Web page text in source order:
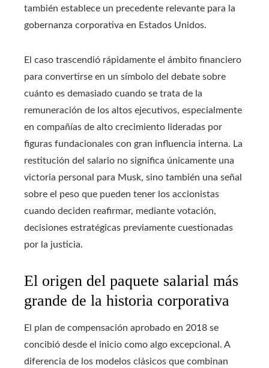
también establece un precedente relevante para la
gobernanza corporativa en Estados Unidos.
El caso trascendió rápidamente el ámbito financiero
para convertirse en un símbolo del debate sobre
cuánto es demasiado cuando se trata de la
remuneración de los altos ejecutivos, especialmente
en compañías de alto crecimiento lideradas por
figuras fundacionales con gran influencia interna. La
restitución del salario no significa únicamente una
victoria personal para Musk, sino también una señal
sobre el peso que pueden tener los accionistas
cuando deciden reafirmar, mediante votación,
decisiones estratégicas previamente cuestionadas
por la justicia.
El origen del paquete salarial más
grande de la historia corporativa
El plan de compensación aprobado en 2018 se
concibió desde el inicio como algo excepcional. A
diferencia de los modelos clásicos que combinan